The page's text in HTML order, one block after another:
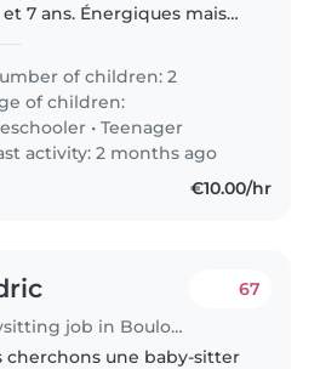
et 7 ans. Énergiques mais
pour être présente en
réveil
of children: 2
of children:
•Teenager
activity: 2 months ago
€10.00/hr
Babysitting job in Boulogne-Billancourt
67
cherchons une baby-sitter